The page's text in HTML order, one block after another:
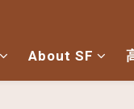
About SF